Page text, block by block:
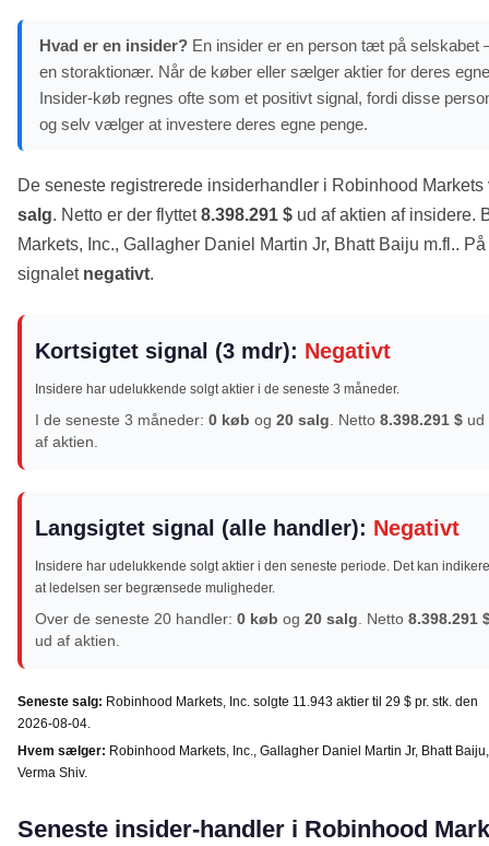
Hvad er en insider? En insider er en person tæt på selskabet
en storaktionær. Når de køber eller sælger aktier for deres
Insider-køb regnes ofte som et positivt signal, fordi disse
og selv vælger at investere deres egne penge.
De seneste registrerede insiderhandler i Robinhood
salg. Netto er der flyttet8.398.291 $ ud af aktien af insidere.
Markets, Inc., Gallagher Daniel Martin Jr, Bhatt Baiju m.fl..
signalet negativt.
Kortsigtet signal (3 mdr): Negativt
Insidere har udelukkende solgt aktier i de seneste 3 måneder.
I de seneste 3 måneder: 0 køb og 20 salg . Netto 8.398.291 $ ud
af aktien.
Langsigtet signal (alle handler): Negativt
Insidere har udelukkende solgt aktier i den seneste periode. Det kan
at ledelsen ser begrænsede muligheder.
Over de seneste 20 handler: 0 køb og 20 salg . Netto 8.398.291
ud af aktien.
Seneste salg: Robinhood Markets, Inc. solgte 11.943 aktier til 29 $ pr. stk. den
2026-08-04.
Hvem sælger: Robinhood Markets, Inc., Gallagher Daniel Martin Jr, Bhatt Baiju,
Verma Shiv.
Seneste insider-handler i Robinhood